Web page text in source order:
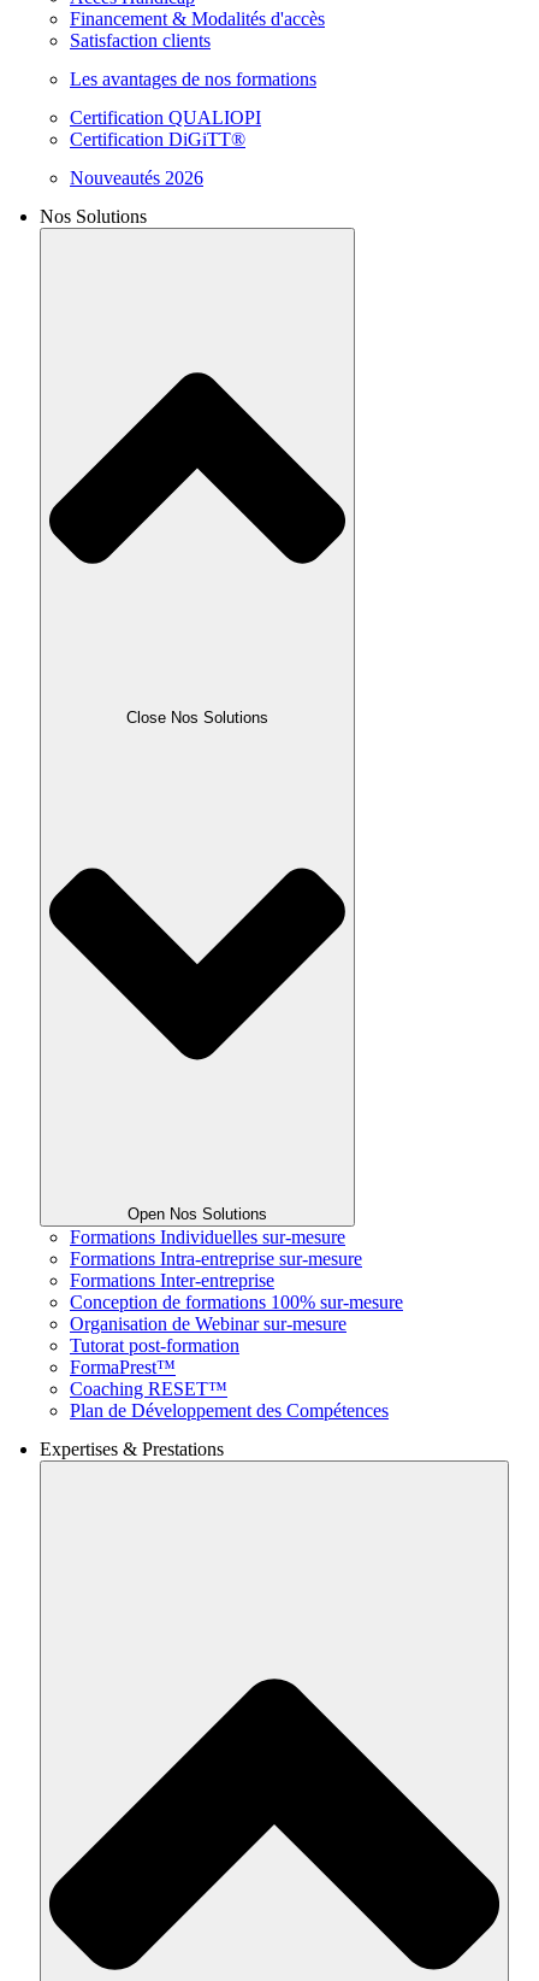
Financement & Modalités d'accès
Satisfaction clients
Les avantages de nos formations
Certification QUALIOPI
Certification DiGiTT®
Nouveautés 2026
Nos Solutions
Close Nos Solutions
Open Nos Solutions
Formations Individuelles sur-mesure
Formations Intra-entreprise sur-mesure
Formations Inter-entreprise
Conception de formations 100% sur-mesure
Organisation de Webinar sur-mesure
Tutorat post-formation
FormaPrest™
Coaching RESET™
Plan de Développement des Compétences
Expertises & Prestations